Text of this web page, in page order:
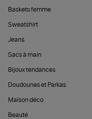
Baskets femme
Sweatshirt
Jeans
Sacs à main
Bijoux tendances
Doudounes et Parkas
Maison déco
Beauté